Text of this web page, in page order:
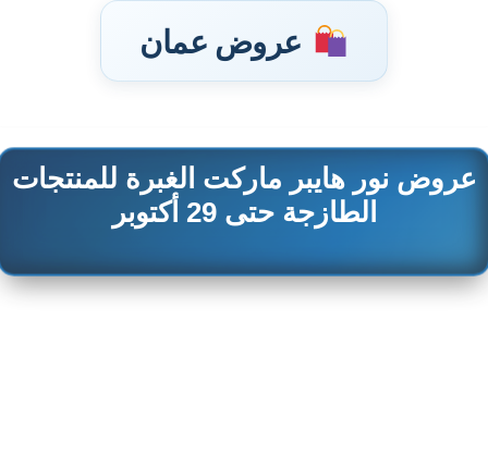
عروض عمان
تخطى
إلى
عروض نور هايبر ماركت الغبرة للمنتجات
الطازجة حتى 29 أكتوبر